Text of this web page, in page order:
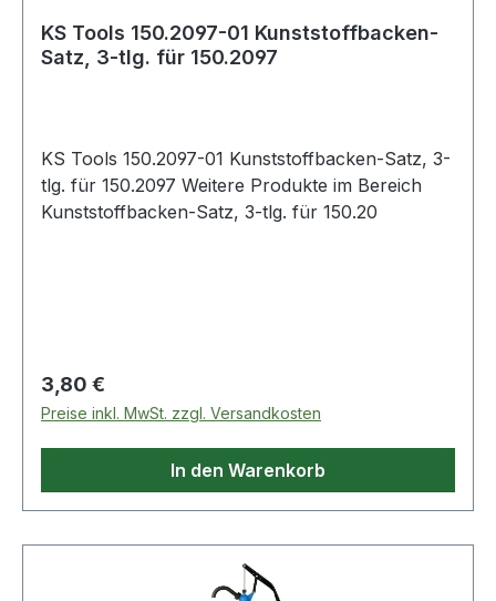
KS Tools 150.2097-01 Kunststoffbacken-
Satz, 3-tlg. für 150.2097
KS Tools 150.2097-01 Kunststoffbacken-Satz, 3-
tlg. für 150.2097 Weitere Produkte im Bereich
Kunststoffbacken-Satz, 3-tlg. für 150.20
Regulärer Preis:
3,80 €
Preise inkl. MwSt. zzgl. Versandkosten
In den Warenkorb